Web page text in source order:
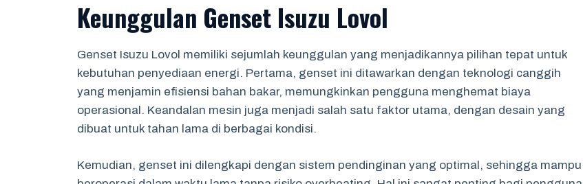
Keunggulan Genset Isuzu Lovol
Genset Isuzu Lovol memiliki sejumlah keunggulan yang menjadikannya pilihan tepat untuk
kebutuhan penyediaan energi. Pertama, genset ini ditawarkan dengan teknologi canggih
yang menjamin efisiensi bahan bakar, memungkinkan pengguna menghemat biaya
operasional. Keandalan mesin juga menjadi salah satu faktor utama, dengan desain yang
dibuat untuk tahan lama di berbagai kondisi.
Kemudian, genset ini dilengkapi dengan sistem pendinginan yang optimal, sehingga mampu